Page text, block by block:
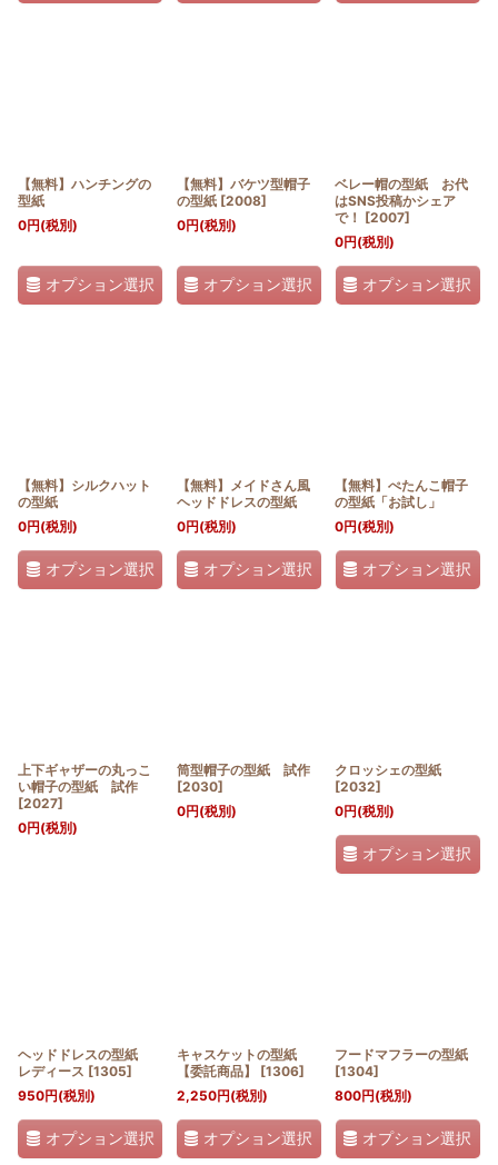
【無料】ハンチングの
型紙
0円(税別)
オプション選択
【無料】バケツ型帽子
の型紙 [2008]
0円(税別)
オプション選択
ベレー帽の型紙 お代
はSNS投稿かシェア
で！ [2007]
0円(税別)
オプション選択
【無料】シルクハット
の型紙
0円(税別)
オプション選択
【無料】メイドさん風
ヘッドドレスの型紙
0円(税別)
オプション選択
【無料】ぺたんこ帽子
の型紙「お試し」
0円(税別)
オプション選択
上下ギャザーの丸っこ
い帽子の型紙 試作
[2027]
0円(税別)
筒型帽子の型紙 試作
[2030]
0円(税別)
クロッシェの型紙
[2032]
0円(税別)
オプション選択
ヘッドドレスの型紙
レディース [1305]
950円(税別)
オプション選択
キャスケットの型紙
【委託商品】
[1306]
2,250円(税別)
オプション選択
フードマフラーの型紙
[1304]
800円(税別)
オプション選択